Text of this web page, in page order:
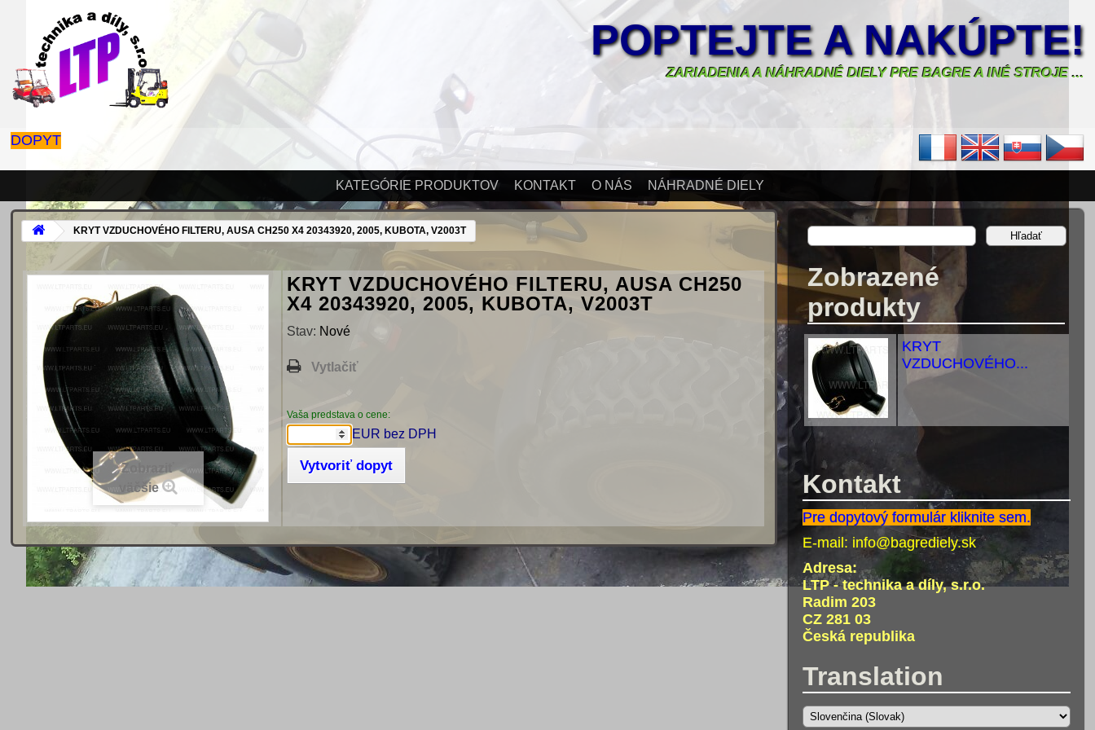
POPTEJTE A NAKÚPTE!
ZARIADENIA A NÁHRADNÉ DIELY PRE BAGRE A INÉ STROJE ...
DOPYT
KATEGÓRIE PRODUKTOV KONTAKT O NÁS NÁHRADNÉ DIELY
Zobrazené
produkty
KRYT
VZDUCHOVÉHO...
Kontakt
Pre dopytový formulár kliknite sem.
E-mail: info@bagrediely.sk
Adresa:
LTP - technika a díly, s.r.o.
Radim 203
CZ 281 03
Česká republika
Translation
KRYT VZDUCHOVÉHO FILTERU, AUSA CH250 X4 20343920, 2005, KUBOTA, V2003T
Zobraziť
väčšie
KRYT VZDUCHOVÉHO FILTERU, AUSA CH250
X4 20343920, 2005, KUBOTA, V2003T
Stav: Nové
Vytlačiť
Vaša predstava o cene:
EUR bez DPH
Vytvoriť dopyt